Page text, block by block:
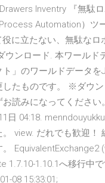
Inventry 『無駄
Automation）ツ
に立たない、無駄なロ
ウンロード. 本ワールド
」のワールドデータを
したものです。 ※ダウ
読みになってください
日 04:18.
。 view. だれでも歓迎！
EquivalentExchange2
1.7.10-1.10.1へ移行中
08 15:33:01;